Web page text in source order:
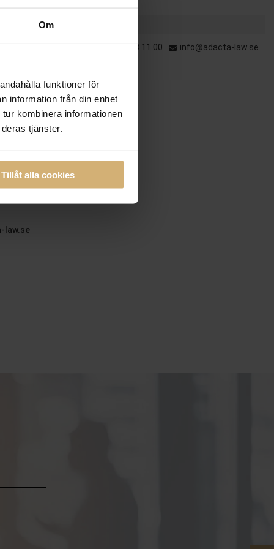
Om
funktioner för
information från din enhet
kombinera informationen
tjänster.
Tillåt alla cookies
040 - 98 11 00 info@adacta-law.se
law.se